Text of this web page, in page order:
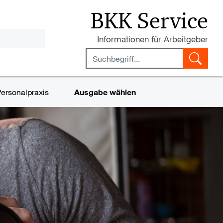
BKK Service
Informationen für Arbeitgeber
und Arbeitsrecht
Grenzen
Ausgabe wählen